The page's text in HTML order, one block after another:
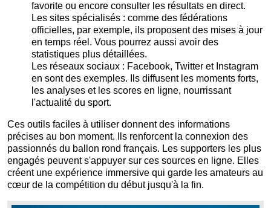
favorite ou encore consulter les résultats en direct.
Les sites spécialisés : comme des fédérations
officielles, par exemple, ils proposent des mises à jour
en temps réel. Vous pourrez aussi avoir des
statistiques plus détaillées.
Les réseaux sociaux : Facebook, Twitter et Instagram
en sont des exemples. Ils diffusent les moments forts,
les analyses et les scores en ligne, nourrissant
l'actualité du sport.
Ces outils faciles à utiliser donnent des informations
précises au bon moment. Ils renforcent la connexion des
passionnés du ballon rond français. Les supporters les plus
engagés peuvent s'appuyer sur ces sources en ligne. Elles
créent une expérience immersive qui garde les amateurs au
cœur de la compétition du début jusqu'à la fin.